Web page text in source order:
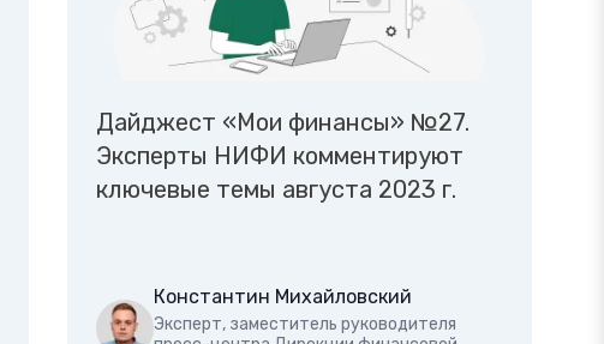
Дайджест «Мои финансы» №27.
Эксперты НИФИ комментируют
ключевые темы августа 2023 г.
Константин Михайловский
Эксперт, заместитель руководителя